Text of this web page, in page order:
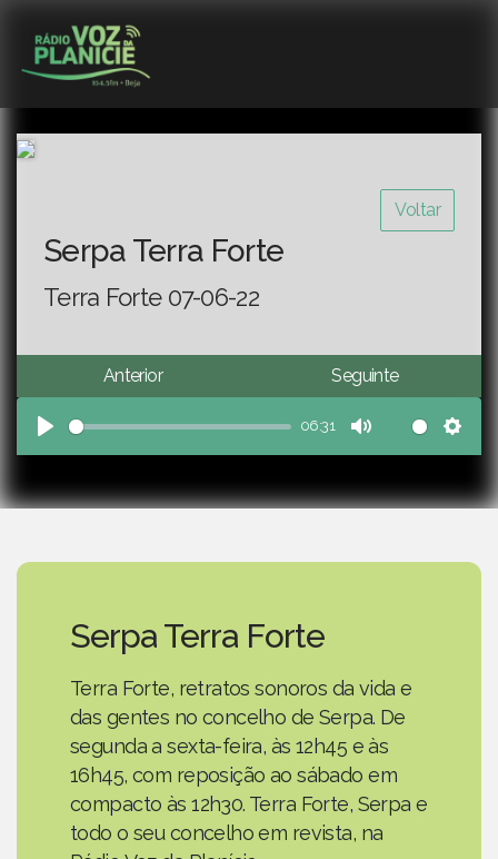
Voltar
Serpa Terra Forte
Terra Forte 07-06-22
Anterior Seguinte
Play
06:31
Mute
Serpa Terra Forte
Terra Forte, retratos sonoros da vida e
das gentes no concelho de Serpa. De
segunda a sexta-feira, às 12h45 e às
16h45, com reposição ao sábado em
compacto às 12h30. Terra Forte, Serpa e
todo o seu concelho em revista, na